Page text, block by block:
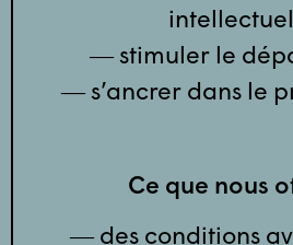
― stimuler le
― s’ancrer dans le
Ce que nous
― des conditions